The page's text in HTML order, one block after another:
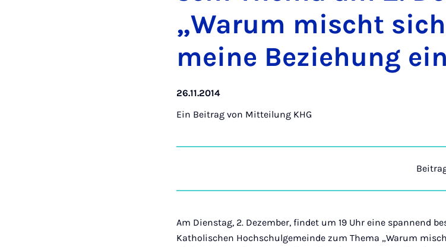
„War­um mischt
mei­ne Be­zie­hung
26.11.2014
Ein Beitrag von Mitteilung KHG
Am Dienstag, 2. Dezember, findet um 19 Uhr eine spannend
Katholischen Hochschulgemeinde zum Thema „Warum